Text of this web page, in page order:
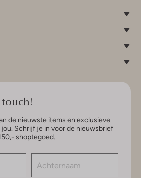
de nieuwste items en exclusieve
jou. Schrijf je in voor de nieuwsbrief
shoptegoed.